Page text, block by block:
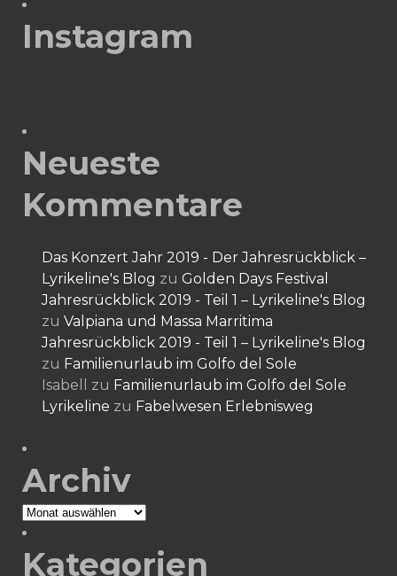
Instagram
Neueste
Kommentare
Das Konzert Jahr 2019 - Der Jahresrückblick –
Lyrikeline's Blog zu Golden Days Festival
Jahresrückblick 2019 - Teil 1 – Lyrikeline's Blog
zu Valpiana und Massa Marritima
Jahresrückblick 2019 - Teil 1 – Lyrikeline's Blog
zu Familienurlaub im Golfo del Sole
Isabell
zu Familienurlaub im Golfo del Sole
Lyrikeline zu Fabelwesen Erlebnisweg
Archiv
Archiv
Kategorien